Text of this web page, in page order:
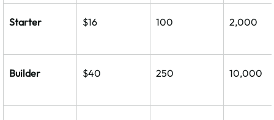
Starter $16 100 2,000
Builder $40 250 10,000